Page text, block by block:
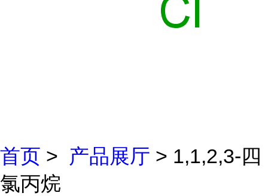
首页 > 产品展厅 > 1,1,2,3-四
氯丙烷